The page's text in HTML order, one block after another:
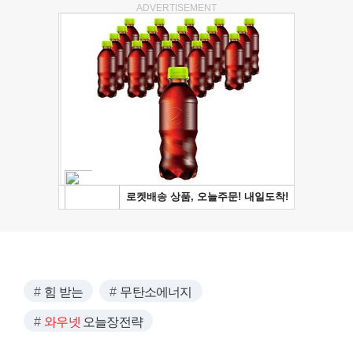
ADVERTISEMENT
힘 받는 무탄소에너지
와우넷 오늘장전략